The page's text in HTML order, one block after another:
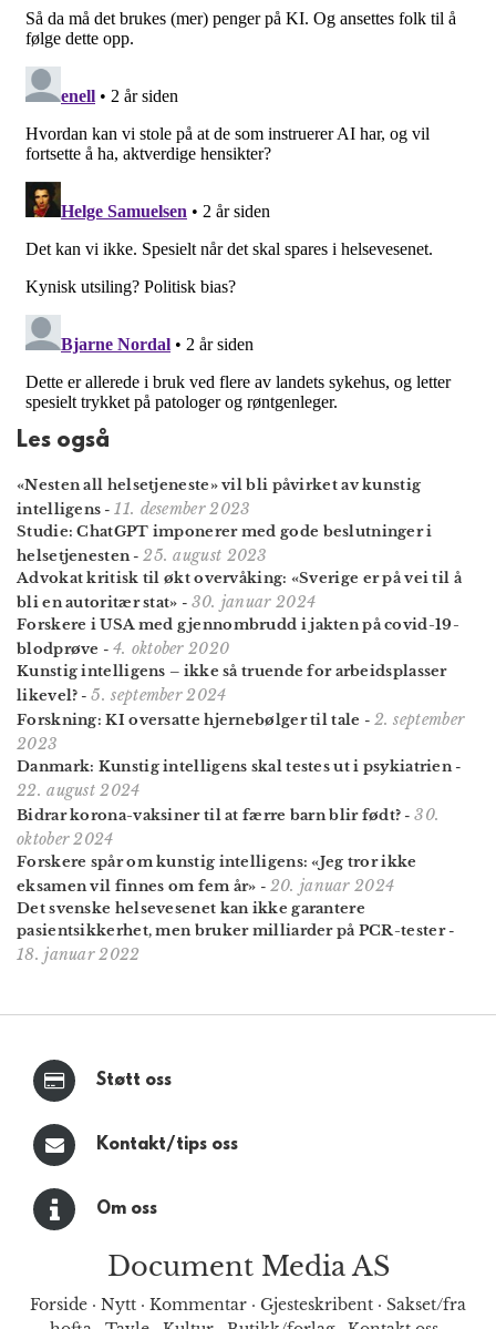
Les også
«Nesten all helsetjeneste» vil bli påvirket av kunstig
intelligens -11. desember 2023
Studie: ChatGPT imponerer med gode beslutninger i
helsetjenesten-25. august 2023
Advokat kritisk til økt overvåking: «Sverige er på vei til å
bli en autoritær stat» - 30. januar 2024
Forskere i USA med gjennombrudd i jakten på covid-19-
blodprøve - 4. oktober 2020
Kunstig intelligens – ikke så truende for arbeidsplasser
likevel? -5. september 2024
Forskning: KI oversatte hjernebølger til tale - 2. september
2023
Danmark: Kunstig intelligens skal testes ut i psykiatrien-
22. august 2024
Bidrar korona-vaksiner til at færre barn blir født? -30.
oktober 2024
Forskere spår om kunstig intelligens: «Jeg tror ikke
eksamen vil finnes om fem år» - 20. januar 2024
Det svenske helsevesenet kan ikke garantere
pasientsikkerhet, men bruker milliarder på PCR-tester-
18. januar 2022
Støtt oss
Kontakt/tips oss
Om oss
Document Media AS
Forside · Nytt · Kommentar · Gjesteskribent · Sakset/fra